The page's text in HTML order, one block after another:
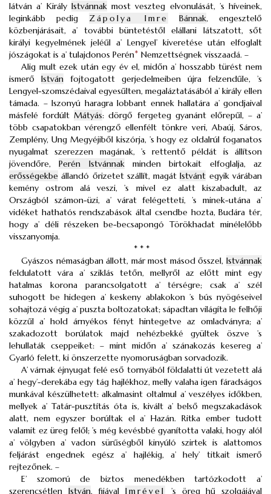
látván a’ Király Istvánnakmost veszteg elvonulását, ’s híveinek,
leginkább pedig Zápolya Imre Bánnak, engesztelő
közbenjárásait, a’ további büntetéstől elállani látszatott, sőt
királyi kegyelmének jeléűl a’ Lengyel’ kiveretése után elfoglalt
jószágokat is a’ tulajdonos Perén* Nemzettségnek visszaadá. –
Alig mult ezek után egy év el, midőn a’ hosszabb türést nem
ismerő István fojtogatott gerjedelmeiben újra felzendűle, ’s
Lengyel-szomszédaival egyesűlten, megaláztatásából a’ király ellen
támada. – Iszonyú haragra lobbant ennek hallatára a’ gondjaival
másfelé fordúltMátyás: dörgő fergeteg gyanánt előrepűl, – a’
több csapatokban vérengző ellenfélt tönkre veri, Abaúj, Sáros,
Zemplény, Ung Megyéjiből kiszórja, ’s hogy ez oldalrúl foganatos
nyugalmat szerezzen magának, ’s rettentő példát is állítson
jövendőre,Perén Istvánnakminden birtokait elfoglalja, az
erősségekbe állandó őrizetet szállít, magátIstvánt egyik várában
kemény ostrom alá veszi, ’s mivel ez alatt kiszabadult, az
Országból számon-üzi, a’ várat felégetteti, ’s minek-utána a’
vidéket hathatós rendszabások által csendbe hozta, Budára tér,
hogy a’ déli részeken be-becsapongó Törökhadat minélelőbb
visszanyomja.
* * *
Gyászos némaságban állott, már most másod ősszel, Istvánnak
feldulatott vára a’ sziklás tetőn, mellyről az előtt mint egy
hatalmas korona parancsolgatott a’ térségre; csak a’ szél
suhogott be hidegen a’ keskeny ablakokon ’s bús nyögéseivel
sohajtozá végig a’ puszta boltozatokat; sápadtan világíta le felhőji
közzűl a’ hold árnyékos fényt hintegetve az omladványra; a’
szakadozott borúlatok majd nehézbekké gyültek öszve ’s
lehullaták cseppeiket: – mint midőn a’ szánakozás kesereg a’
Gyarló felett, ki önszerzette nyomoruságban sorvadozik.
A’ várnak éjnyugat felé eső tornyából földalatti út vezetett alá
a’ hegy’-derekába egy tág hajlékhoz, melly valaha igen fáradságos
munkával készülhetett: alkalmasint oltalmul a’ veszélyes időkben,
mellyek a’ Tatár-pusztítás óta is, kivált a’ belső megszakadások
alatt, nem egyszer borúltak el a’ Hazán. Ritka ember tudott
valamit ez üreg felől; ’s még kevésbbé gyanította valaki, hogy alól
a’ völgyben a’ vadon sürűségből kinyúló szirtek is alattomos
feljárást engednek egész a’ hajlékig, a’ hely’ titkait ismerő
rejtezőnek. –
E’ szomorú de biztos menedékben tartózkodott a’
szerencsétlen István, fijávalImrével ’s öreg hű szolgájával